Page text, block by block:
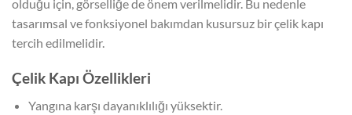
olduğu için, görselliğe de önem verilmelidir. Bu nedenle
tasarımsal ve fonksiyonel bakımdan kusursuz bir çelik kapı
tercih edilmelidir.
Çelik Kapı Özellikleri
Yangına karşı dayanıklılığı yüksektir.